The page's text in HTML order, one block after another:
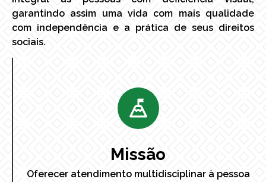
garantindo assim uma vida com mais qualidade
com independência e a prática de seus direitos
sociais.
Missão
Oferecer atendimento multidisciplinar à pessoa